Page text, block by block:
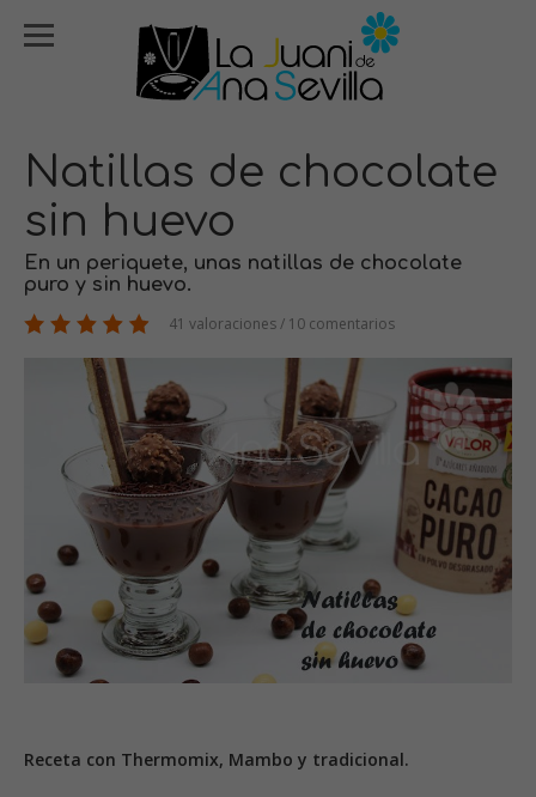
Natillas de chocolate
sin huevo
En un periquete, unas natillas de chocolate
puro y sin huevo.
41 valoraciones / 10 comentarios
Receta con Thermomix, Mambo y tradicional.